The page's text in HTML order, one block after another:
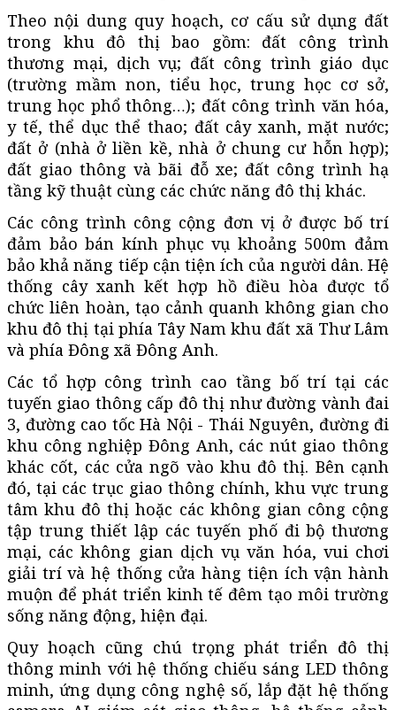
Theo nội dung quy hoạch, cơ cấu sử dụng đất
trong khu đô thị bao gồm: đất công trình
thương mại, dịch vụ; đất công trình giáo dục
(trường mầm non, tiểu học, trung học cơ sở,
trung học phổ thông…); đất công trình văn hóa,
y tế, thể dục thể thao; đất cây xanh, mặt nước;
đất ở (nhà ở liền kề, nhà ở chung cư hỗn hợp);
đất giao thông và bãi đỗ xe; đất công trình hạ
tầng kỹ thuật cùng các chức năng đô thị khác.
Các công trình công cộng đơn vị ở được bố trí
đảm bảo bán kính phục vụ khoảng 500m đảm
bảo khả năng tiếp cận tiện ích của người dân. Hệ
thống cây xanh kết hợp hồ điều hòa được tổ
chức liên hoàn, tạo cảnh quanh không gian cho
khu đô thị tại phía Tây Nam khu đất xã Thư Lâm
và phía Đông xã Đông Anh.
Các tổ hợp công trình cao tầng bố trí tại các
tuyến giao thông cấp đô thị như đường vành đai
3, đường cao tốc Hà Nội - Thái Nguyên, đường đi
khu công nghiệp Đông Anh, các nút giao thông
khác cốt, các cửa ngõ vào khu đô thị. Bên cạnh
đó, tại các trục giao thông chính, khu vực trung
tâm khu đô thị hoặc các không gian công cộng
tập trung thiết lập các tuyến phố đi bộ thương
mại, các không gian dịch vụ văn hóa, vui chơi
giải trí và hệ thống cửa hàng tiện ích vận hành
muộn để phát triển kinh tế đêm tạo môi trường
sống năng động, hiện đại.
Quy hoạch cũng chú trọng phát triển đô thị
thông minh với hệ thống chiếu sáng LED thông
minh, ứng dụng công nghệ số, lắp đặt hệ thống